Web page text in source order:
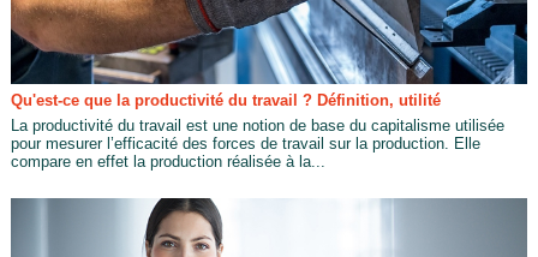
Qu'est-ce que la productivité du travail ? Définition, utilité
La productivité du travail est une notion de base du capitalisme utilisée
pour mesurer l’efficacité des forces de travail sur la production. Elle
compare en effet la production réalisée à la...